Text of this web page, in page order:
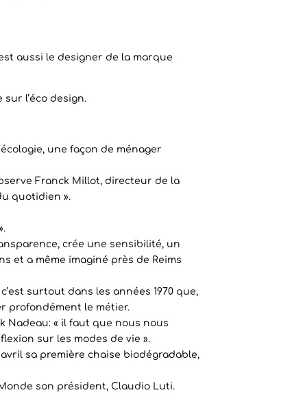
aussi le designer de la marque
l’éco design.
une façon de ménager
Franck Millot, directeur de la
quotidien ».
crée une sensibilité, un
et a même imaginé près de Reims
surtout dans les années 1970 que,
profondément le métier.
Nadeau: « il faut que nous nous
sur les modes de vie ».
sa première chaise biodégradable,
son président, Claudio Luti.